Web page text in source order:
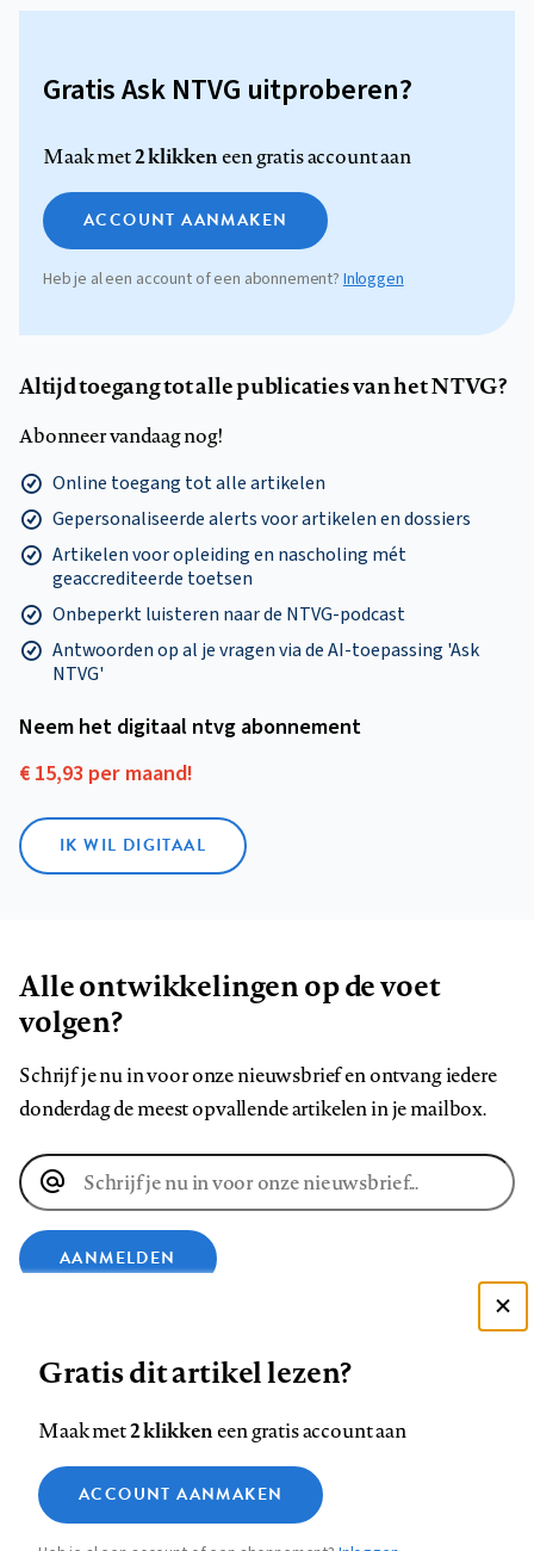
Gratis Ask NTVG uitproberen?
Maak met2 klikkeneen gratis account aan
ACCOUNT AANMAKEN
Heb je al een account of een abonnement?Inloggen
Altijd toegang tot alle publicaties van het NTVG?
Abonneer vandaag nog!
Online toegang tot alle artikelen
Gepersonaliseerde alerts voor artikelen en dossiers
Artikelen voor opleiding en nascholing mét
geaccrediteerde toetsen
Onbeperkt luisteren naar de NTVG-podcast
Antwoorden op al je vragen via de AI-toepassing 'Ask
NTVG'
Neem het digitaal ntvg abonnement
€ 15,93 per maand!
IK WIL DIGITAAL
Alle ontwikkelingen op de voet
volgen?
Schrijf je nu in voor onze nieuwsbrief en ontvang iedere
donderdag de meest opvallende artikelen in je mailbox.
E-
mailadres
AANMELDEN
op
Facebook
op
LinkedIn
op
Bluesky
ons
op
InstagramYouTube
Footer
Contact Colofon Disclaimer Privacy
Medische vragen verdienen
betrouwbare antwoorden
Zie onze cookie policy
Analytische cookies
Gratis dit artikel lezen?
Maak met2 klikkeneen gratis account aan
ACCOUNT AANMAKEN